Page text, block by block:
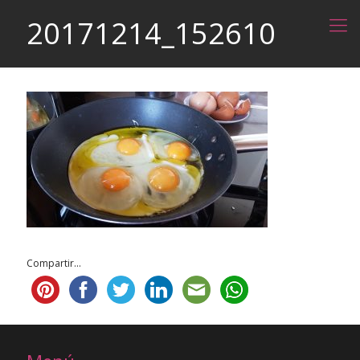
20171214_152610
Compartir...